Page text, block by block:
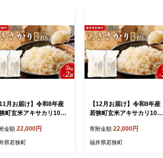
11月お届け】令和8年産
町玄米アキサカリ10kg
金額 22,000円
県若狭町
【12月お届け】令和8年産
若狭町玄米アキサカリ10kg
寄附金額 22,000円
福井県若狭町